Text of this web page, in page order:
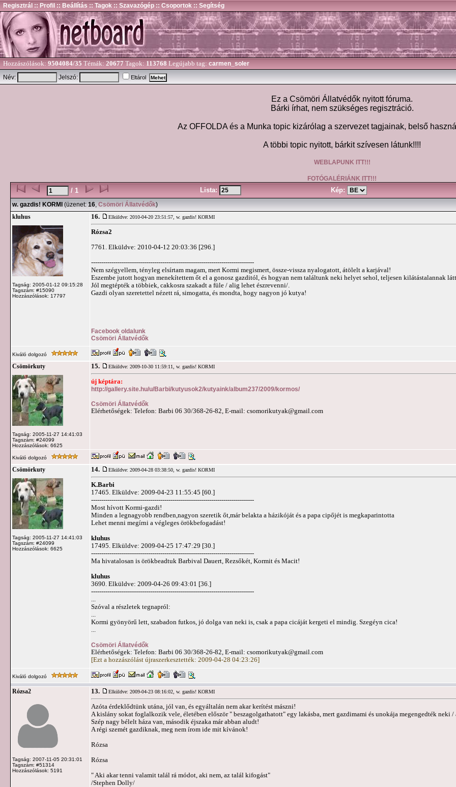
Regisztrál :: Profil :: Beállítás :: Tagok :: Szavazógép :: Csoportok :: Segítség
Hozzászólások: 9504084/35 Témák: 20677 Tagok: 113768 Legújabb tag: carmen_soler
Név:
Jelszó: Eltárol
Ez a Csömöri Állatvédők nyitott fóruma.
Bárki írhat, nem szükséges regisztráció.
Az OFFOLDA és a Munka topic kizárólag a szervezet tagjainak, belső
A többi topic nyitott, bárkit szívesen látunk!!!!
WEBLAPUNK ITT!!!
FOTÓGALÉRIÁNK ITT!!!
/ 1 Lista: Kép:
w. gazdis! KORMI (üzenet: 16, Csömöri Állatvédők)
kluhus
Tagság: 2005-01-12 09:15:28
Tagszám: #15090
Hozzászólások: 17797
16. Elküldve: 2010-04-20 23:51:57, w. gazdis! KORMI
Rózsa2
7761. Elküldve: 2010-04-12 20:03:36 [296.]
--------------------------------------------------------------------------------
Nem szégyellem, tényleg elsírtam magam, mert Kormi megismert, össze-vissza nyalogatott, átölelt a karjával!
Eszembe jutott hogyan menekítettem őt el a gonosz gazditól, és hogyan nem találtunk neki helyet sehol, teljesen kilátástalannak
Jól megtépték a többiek, cakkosra szakadt a füle / alig lehet észrevenni/.
Gazdi olyan szeretettel nézett rá, simogatta, és mondta, hogy nagyon jó kutya!
Facebook oldalunk
Csömöri Állatvédők
Kiváló dolgozó
Csömörkuty
Tagság: 2005-11-27 14:41:03
Tagszám: #24099
Hozzászólások: 6625
15. Elküldve: 2009-10-30 11:59:11, w. gazdis! KORMI
új képtára:
http://gallery.site.hu/u/Barbi/kutyusok2/kutyaink/album237/2009/kormos/
Csömöri Állatvédők
Elérhetőségek: Telefon: Barbi 06 30/368-26-82, E-mail: csomorikutyak@gmail.com
Kiváló dolgozó
Csömörkuty
Tagság: 2005-11-27 14:41:03
Tagszám: #24099
Hozzászólások: 6625
14. Elküldve: 2009-04-28 03:38:50, w. gazdis! KORMI
K.Barbi
17465. Elküldve: 2009-04-23 11:55:45 [60.]
--------------------------------------------------------------------------------
Most hívott Kormi-gazdi!
Minden a legnagyobb rendben,nagyon szeretik őt,már belakta a házikóját és a papa cipőjét is megkaparintotta
Lehet menni megírni a végleges örökbefogadást!
kluhus
17495. Elküldve: 2009-04-25 17:47:29 [30.]
--------------------------------------------------------------------------------
Ma hivatalosan is örökbeadtuk Barbival Dauert, Rezsőkét, Kormit és Macit!
kluhus
3690. Elküldve: 2009-04-26 09:43:01 [36.]
--------------------------------------------------------------------------------
Szóval a részletek tegnapról:
Kormi gyönyörű lett, szabadon futkos, jó dolga van neki is, csak a papa cicáját kergeti el mindig. Szegéyn cica!
Csömöri Állatvédők
Elérhetőségek: Telefon: Barbi 06 30/368-26-82, E-mail: csomorikutyak@gmail.com
[Ezt a hozzászólást újraszerkesztették: 2009-04-28 04:23:26]
Kiváló dolgozó
Rózsa2
Tagság: 2007-11-05 20:31:01
Tagszám: #51314
Hozzászólások: 5191
13. Elküldve: 2009-04-23 08:16:02, w. gazdis! KORMI
Azóta érdeklődtünk utána, jól van, és egyáltalán nem akar kerítést mászni!
A kislány sokat foglalkozik vele, életében először " beszagolgathatott" egy lakásba, mert gazdimami és unokája megengedték neki
Szép nagy bélelt háza van, második éjszaka már abban aludt!
A régi szemét gazdiknak, meg nem írom ide mit kívánok!
Rózsa
Rózsa
" Aki akar tenni valamit talál rá módot, aki nem, az talál kifogást"
/Stephen Dolly/